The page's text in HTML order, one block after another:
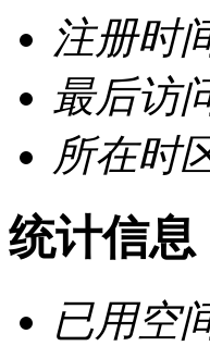
注册时
最后访
所在时
统计信息
已用空